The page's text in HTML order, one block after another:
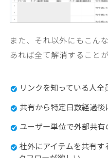
また、それ以外にもこん
あれば全て解消すること
リンクを知っている人
共有から特定日数経過
ユーザー単位で外部共
社外にアイテムを共有